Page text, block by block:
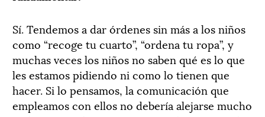
Sí. Tendemos a dar órdenes sin más a los niños
como “recoge tu cuarto”, “ordena tu ropa”, y
muchas veces los niños no saben qué es lo que
les estamos pidiendo ni como lo tienen que
hacer. Si lo pensamos, la comunicación que
empleamos con ellos no debería alejarse mucho